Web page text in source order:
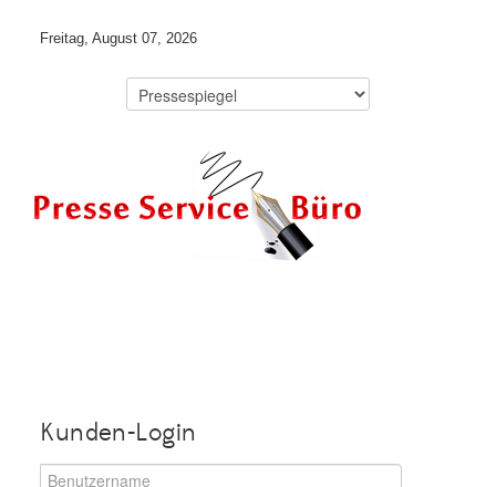
Freitag, August 07, 2026
Kunden-Login